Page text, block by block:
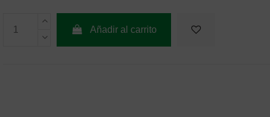
Añadir al carrito